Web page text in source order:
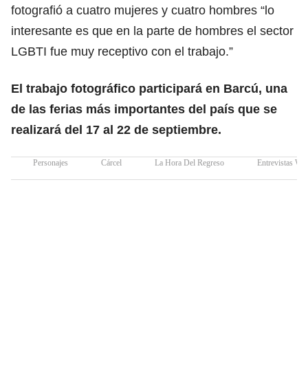
fotografió a cuatro mujeres y cuatro hombres “lo
interesante es que en la parte de hombres el sector
LGBTI fue muy receptivo con el trabajo.”
El trabajo fotográfico participará en Barcú, una
de las ferias más importantes del país que se
realizará del 17 al 22 de septiembre.
Personajes Cárcel La Hora Del Regreso Entrevistas W